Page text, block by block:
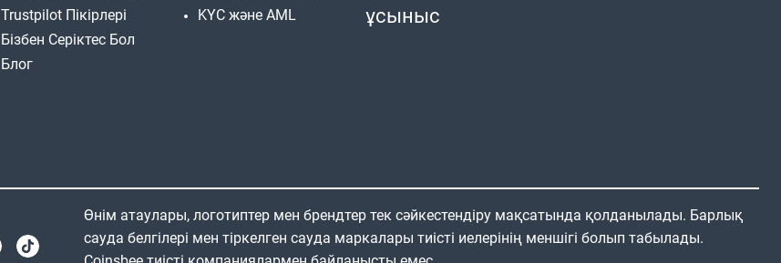
Trustpilot Пікірлері
Бізбен Серіктес Бол
Блог
KYC және AML
ұсыныс
Өнім атаулары, логотиптер мен брендтер тек сәйкестендіру мақсатында қолданылады. Барлық
сауда белгілері мен тіркелген сауда маркалары тиісті иелерінің меншігі болып табылады.